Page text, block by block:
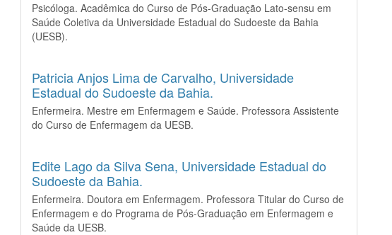
Psicóloga. Acadêmica do Curso de Pós-Graduação Lato-sensu em
Saúde Coletiva da Universidade Estadual do Sudoeste da Bahia
(UESB).
Patricia Anjos Lima de Carvalho, Universidade
Estadual do Sudoeste da Bahia.
Enfermeira. Mestre em Enfermagem e Saúde. Professora Assistente
do Curso de Enfermagem da UESB.
Edite Lago da Silva Sena, Universidade Estadual do
Sudoeste da Bahia.
Enfermeira. Doutora em Enfermagem. Professora Titular do Curso de
Enfermagem e do Programa de Pós-Graduação em Enfermagem e
Saúde da UESB.